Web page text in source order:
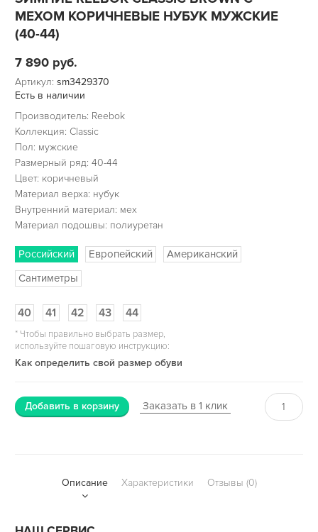
МЕХОМ КОРИЧНЕВЫЕ НУБУК МУЖСКИЕ
(40-44)
7 890 руб.
Артикул: sm3429370
Есть в наличии
Производитель: Reebok
Коллекция: Classic
Пол: мужские
Размерный ряд: 40-44
Цвет: коричневый
Материал верха: нубук
Внутренний материал: мех
Материал подошвы: полиуретан
Российский Европейский
Американский
Сантиметры
40 41 42 43 44
*Чтобы правильно выбрать размер,
используйте пошаговую инструкцию:
Как определить свой размер обуви
Добавить в корзину Заказать в 1 клик
Описание Характеристики Отзывы (0)